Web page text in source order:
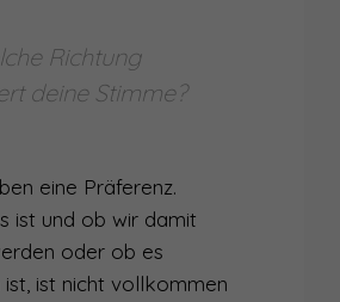
Richtung
deine Stimme?
eine Präferenz.
ist und ob wir damit
oder ob es
ist, ist nicht vollkommen